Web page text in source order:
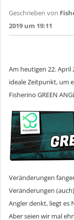
Geschrieben von
2019 um 19:11
Am heutigen 22.
ideale Zeitpunkt, um
Fisherino GREEN
Veränderungen
Veränderungen
Angler denkt, liegt es
Aber seien wir mal